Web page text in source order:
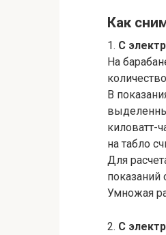
Как
1. С
На
В
киловатт-
на табло
Для
показаний
Умножая
2. С